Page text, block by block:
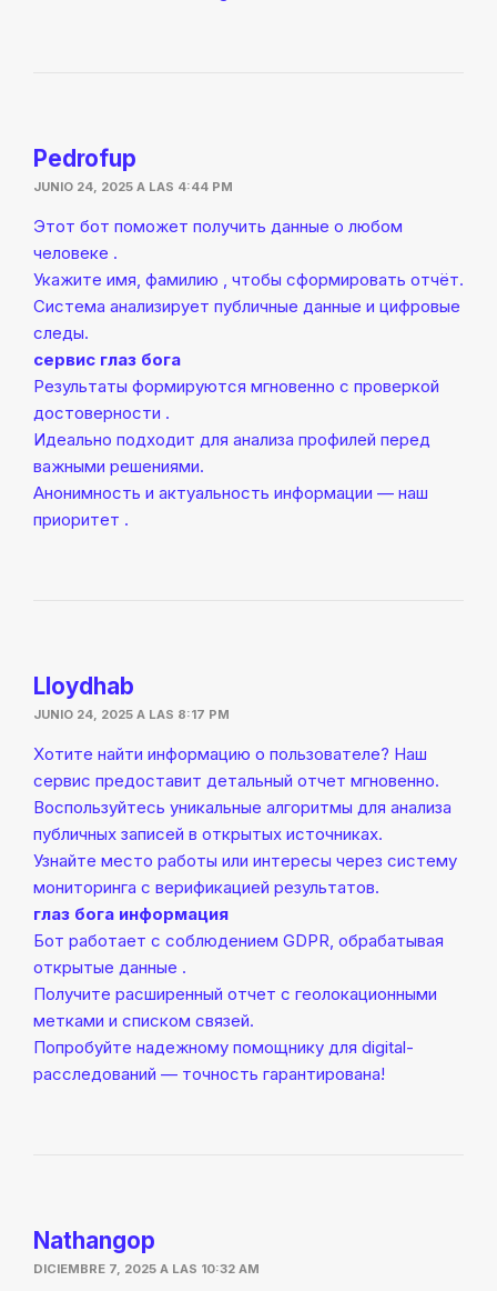
Pedrofup
JUNIO 24, 2025 A LAS 4:44 PM
Этот бот поможет получить данные о любом
человеке .
Укажите имя, фамилию , чтобы сформировать отчёт.
Система анализирует публичные данные и цифровые
следы.
сервис глаз бога
Результаты формируются мгновенно с проверкой
достоверности .
Идеально подходит для анализа профилей перед
важными решениями.
Анонимность и актуальность информации — наш
приоритет .
Lloydhab
JUNIO 24, 2025 A LAS 8:17 PM
Хотите найти информацию о пользователе? Наш
сервис предоставит детальный отчет мгновенно.
Воспользуйтесь уникальные алгоритмы для анализа
публичных записей в открытых источниках.
Узнайте место работы или интересы через систему
мониторинга с верификацией результатов.
глаз бога информация
Бот работает с соблюдением GDPR, обрабатывая
открытые данные .
Получите расширенный отчет с геолокационными
метками и списком связей.
Попробуйте надежному помощнику для digital-
расследований — точность гарантирована!
Nathangop
DICIEMBRE 7, 2025 A LAS 10:32 AM